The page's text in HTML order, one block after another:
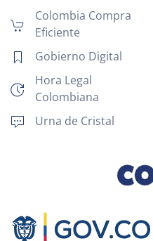
Colombia Compra
Eficiente
Gobierno Digital
Hora Legal
Colombiana
Urna de Cristal